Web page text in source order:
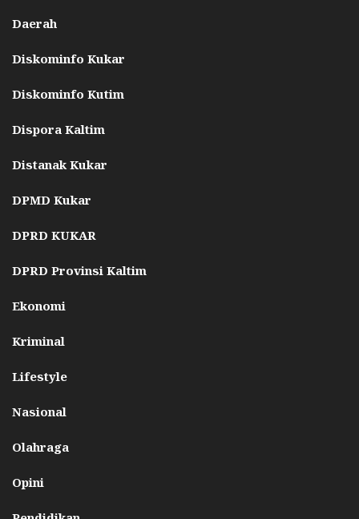
Daerah
Diskominfo Kukar
Diskominfo Kutim
Dispora Kaltim
Distanak Kukar
DPMD Kukar
DPRD KUKAR
DPRD Provinsi Kaltim
Ekonomi
Kriminal
Lifestyle
Nasional
Olahraga
Opini